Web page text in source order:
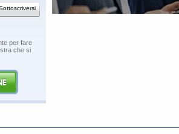
per fare
che si